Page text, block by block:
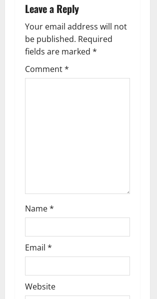
v
i
g
a
Leave a Reply
Your email address will not
be published. Required
fields are marked *
Comment*
Name*
Email *
Website